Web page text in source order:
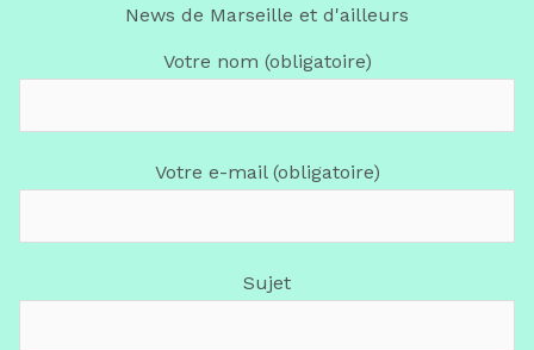
News de Marseille et d'ailleurs
Votre nom (obligatoire)
Votre e-mail (obligatoire)
Sujet